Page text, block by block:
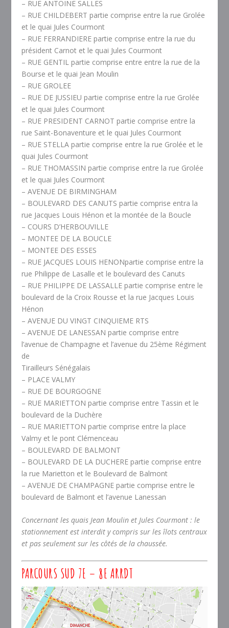
– RUE ANTOINE SALLES
– RUE CHILDEBERT partie comprise entre la rue Grolée
et le quai Jules Courmont
– RUE FERRANDIERE partie comprise entre la rue du
président Carnot et le quai Jules Courmont
– RUE GENTIL partie comprise entre entre la rue de la
Bourse et le quai Jean Moulin
– RUE GROLEE
– RUE DE JUSSIEU partie comprise entre la rue Grolée
et le quai Jules Courmont
– RUE PRESIDENT CARNOT partie comprise entre la
rue Saint-Bonaventure et le quai Jules Courmont
– RUE STELLA partie comprise entre la rue Grolée et le
quai Jules Courmont
– RUE THOMASSIN partie comprise entre la rue Grolée
et le quai Jules Courmont
– AVENUE DE BIRMINGHAM
– BOULEVARD DES CANUTS partie comprise entra la
rue Jacques Louis Hénon et la montée de la Boucle
– COURS D’HERBOUVILLE
– MONTEE DE LA BOUCLE
– MONTEE DES ESSES
– RUE JACQUES LOUIS HENONpartie comprise entre la
rue Philippe de Lasalle et le boulevard des Canuts
– RUE PHILIPPE DE LASSALLE partie comprise entre le
boulevard de la Croix Rousse et la rue Jacques Louis
Hénon
– AVENUE DU VINGT CINQUIEME RTS
– AVENUE DE LANESSAN partie comprise entre
l’avenue de Champagne et l’avenue du 25ème Régiment
de
Tirailleurs Sénégalais
– PLACE VALMY
– RUE DE BOURGOGNE
– RUE MARIETTON partie comprise entre Tassin et le
boulevard de la Duchère
– RUE MARIETTON partie comprise entre la place
Valmy et le pont Clémenceau
– BOULEVARD DE BALMONT
– BOULEVARD DE LA DUCHERE partie comprise entre
la rue Marietton et le Boulevard de Balmont
– AVENUE DE CHAMPAGNE partie comprise entre le
boulevard de Balmont et l’avenue Lanessan
Concernant les quais Jean Moulin et Jules Courmont : le
stationnement est interdit y compris sur les îlots centraux
et pas seulement sur les côtés de la chaussée.
PARCOURS SUD 7E – 8E ARRDT